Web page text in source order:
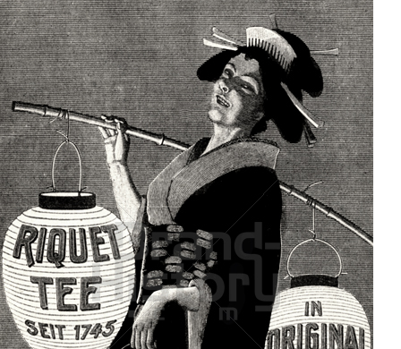
RIQUET Kaffeehaus Riquet, Leipzig 1911